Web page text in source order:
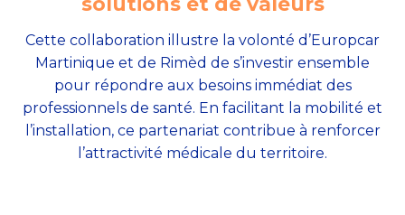
Cette collaboration illustre la volonté d’Europcar
Martinique et de Rimèd de s’investir ensemble
pour répondre aux besoins immédiat des
professionnels de santé. En facilitant la mobilité et
l’installation, ce partenariat contribue à renforcer
l’attractivité médicale du territoire.